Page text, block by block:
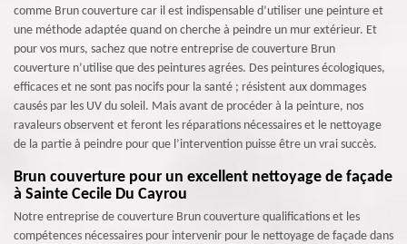
comme Brun couverture car il est indispensable d’utiliser une peinture et
une méthode adaptée quand on cherche à peindre un mur extérieur. Et
pour vos murs, sachez que notre entreprise de couverture Brun
couverture n’utilise que des peintures agrées. Des peintures écologiques,
efficaces et ne sont pas nocifs pour la santé ; résistent aux dommages
causés par les UV du soleil. Mais avant de procéder à la peinture, nos
ravaleurs observent et feront les réparations nécessaires et le nettoyage
de la partie à peindre pour que l’intervention puisse être un vrai succès.
Brun couverture pour un excellent nettoyage de façade
à Sainte Cecile Du Cayrou
Notre entreprise de couverture Brun couverture qualifications et les
compétences nécessaires pour intervenir pour le nettoyage de façade dans